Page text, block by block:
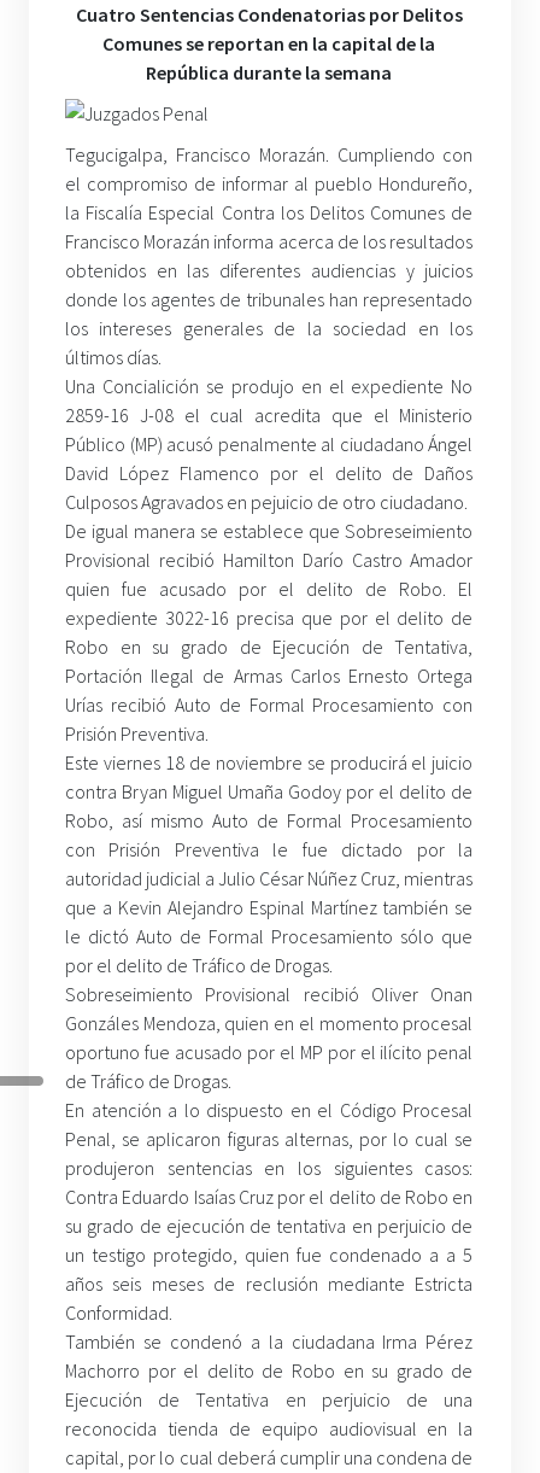
Cuatro Sentencias Condenatorias por Delitos
Comunes se reportan en la capital de la
República durante la semana
Tegucigalpa, Francisco Morazán. Cumpliendo con
el compromiso de informar al pueblo Hondureño,
la Fiscalía Especial Contra los Delitos Comunes de
Francisco Morazán informa acerca de los resultados
obtenidos en las diferentes audiencias y juicios
donde los agentes de tribunales han representado
los intereses generales de la sociedad en los
últimos días.
Una Concialición se produjo en el expediente No
2859-16 J-08 el cual acredita que el Ministerio
Público (MP) acusó penalmente al ciudadano Ángel
David López Flamenco por el delito de Daños
Culposos Agravados en pejuicio de otro ciudadano.
De igual manera se establece que Sobreseimiento
Provisional recibió Hamilton Darío Castro Amador
quien fue acusado por el delito de Robo. El
expediente 3022-16 precisa que por el delito de
Robo en su grado de Ejecución de Tentativa,
Portación Ilegal de Armas Carlos Ernesto Ortega
Urías recibió Auto de Formal Procesamiento con
Prisión Preventiva.
Este viernes 18 de noviembre se producirá el juicio
contra Bryan Miguel Umaña Godoy por el delito de
Robo, así mismo Auto de Formal Procesamiento
con Prisión Preventiva le fue dictado por la
autoridad judicial a Julio César Núñez Cruz, mientras
que a Kevin Alejandro Espinal Martínez también se
le dictó Auto de Formal Procesamiento sólo que
por el delito de Tráfico de Drogas.
Sobreseimiento Provisional recibió Oliver Onan
Gonzáles Mendoza, quien en el momento procesal
oportuno fue acusado por el MP por el ilícito penal
de Tráfico de Drogas.
En atención a lo dispuesto en el Código Procesal
Penal, se aplicaron figuras alternas, por lo cual se
produjeron sentencias en los siguientes casos:
Contra Eduardo Isaías Cruz por el delito de Robo en
su grado de ejecución de tentativa en perjuicio de
un testigo protegido, quien fue condenado a a 5
años seis meses de reclusión mediante Estricta
Conformidad.
También se condenó a la ciudadana Irma Pérez
Machorro por el delito de Robo en su grado de
Ejecución de Tentativa en perjuicio de una
reconocida tienda de equipo audiovisual en la
capital, por lo cual deberá cumplir una condena de